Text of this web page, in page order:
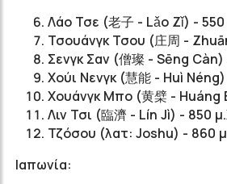
Λάο Τσε (老子 - Lǎo Zǐ) -
Τσουάνγκ Τσου (庄周 -
Σενγκ Σαν (僧璨 - Sēng
Χούι Νενγκ (慧能 - Huì
Χουάνγκ Μπο (黄檗 - Huáng
Λιν Τσι (臨濟 - Lín Jì) - 850
Τζόσου (λατ: Joshu) - 860
Ιαπωνία: